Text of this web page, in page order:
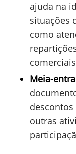
ajuda na
situações
como
Meia-
descontos
outras